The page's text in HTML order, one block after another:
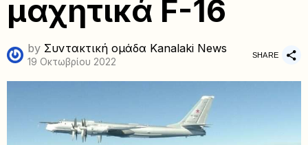
μαχητικά F-16
by Συντακτική ομάδα Kanalaki News
19 Οκτωβρίου 2022
SHARE